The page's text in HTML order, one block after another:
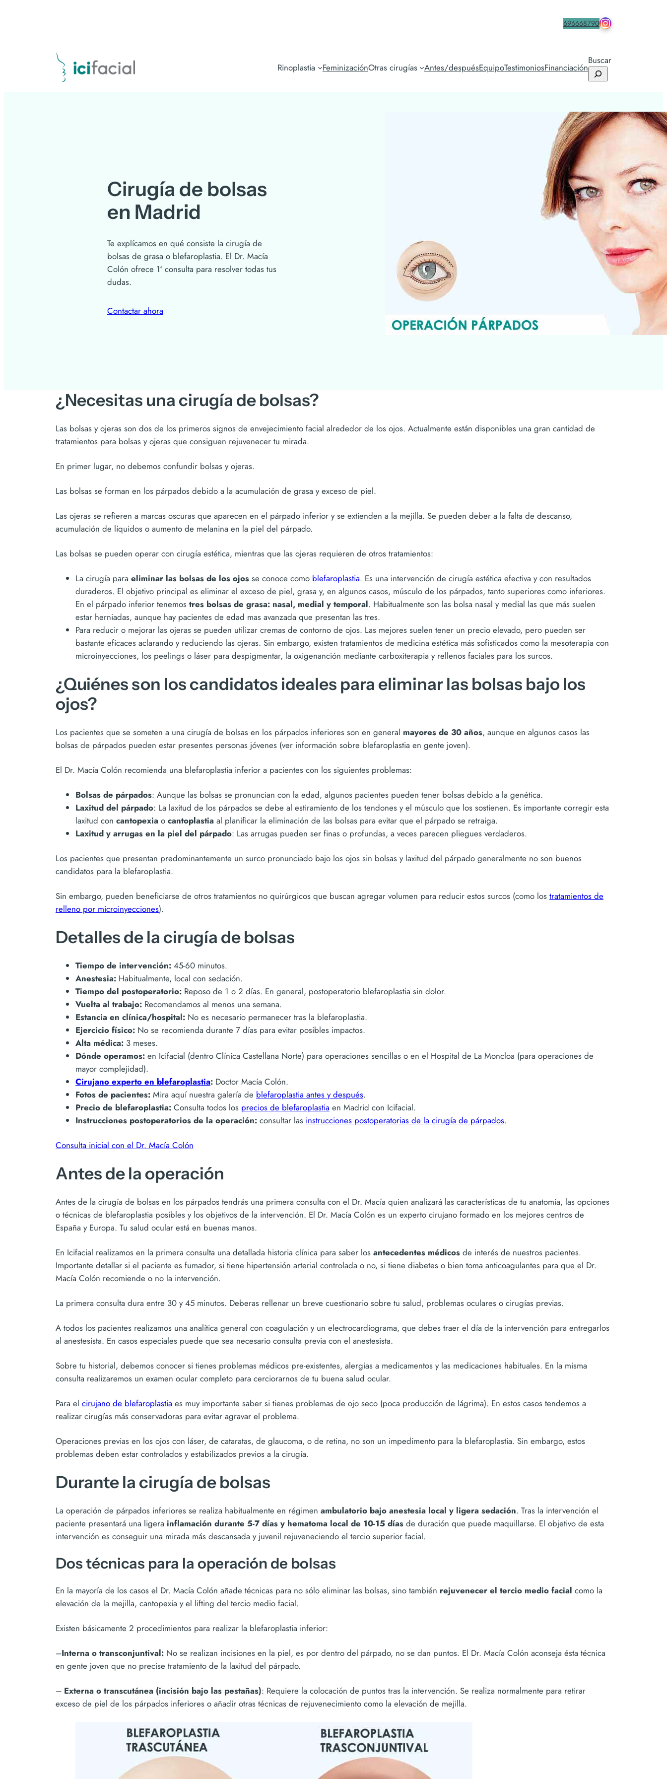
696668790
Rinoplastia FeminizaciónOtras cirugías Antes/despuésEquipoTestimoniosFinanciación
Buscar
Cirugía de bolsas
en Madrid
Te explícamos en qué consiste la cirugía de
bolsas de grasa o blefaroplastia. El Dr. Macía
Colón ofrece 1ª consulta para resolver todas tus
dudas.
Contactar ahora
¿Necesitas una cirugía de bolsas?
Las bolsas y ojeras son dos de los primeros signos de envejecimiento facial alrededor de los ojos. Actualmente están disponibles una gran cantidad de
tratamientos para bolsas y ojeras que consiguen rejuvenecer tu mirada.
En primer lugar, no debemos confundir bolsas y ojeras.
Las bolsas se forman en los párpados debido a la acumulación de grasa y exceso de piel.
Las ojeras se refieren a marcas oscuras que aparecen en el párpado inferior y se extienden a la mejilla. Se pueden deber a la falta de descanso,
acumulación de líquidos o aumento de melanina en la piel del párpado.
Las bolsas se pueden operar con cirugía estética, mientras que las ojeras requieren de otros tratamientos:
La cirugía para eliminar las bolsas de los ojos se conoce como blefaroplastia. Es una intervención de cirugía estética efectiva y con resultados
duraderos. El objetivo principal es eliminar el exceso de piel, grasa y, en algunos casos, músculo de los párpados, tanto superiores como inferiores.
En el párpado inferior tenemos tres bolsas de grasa: nasal, medial y temporal. Habitualmente son las bolsa nasal y medial las que más suelen
estar herniadas, aunque hay pacientes de edad mas avanzada que presentan las tres.
Para reducir o mejorar las ojeras se pueden utilizar cremas de contorno de ojos. Las mejores suelen tener un precio elevado, pero pueden ser
bastante eficaces aclarando y reduciendo las ojeras. Sin embargo, existen tratamientos de medicina estética más sofisticados como la mesoterapia con
microinyecciones, los peelings o láser para despigmentar, la oxigenanción mediante carboxiterapia y rellenos faciales para los surcos.
¿Quiénes son los candidatos ideales para eliminar las bolsas bajo los
ojos?
Los pacientes que se someten a una cirugía de bolsas en los párpados inferiores son en general mayores de 30 años, aunque en algunos casos las
bolsas de párpados pueden estar presentes personas jóvenes (ver información sobre blefaroplastia en gente joven).
El Dr. Macía Colón recomienda una blefaroplastia inferior a pacientes con los siguientes problemas:
Bolsas de párpados: Aunque las bolsas se pronuncian con la edad, algunos pacientes pueden tener bolsas debido a la genética.
Laxitud del párpado: La laxitud de los párpados se debe al estiramiento de los tendones y el músculo que los sostienen. Es importante corregir esta
laxitud con cantopexia o cantoplastia al planificar la eliminación de las bolsas para evitar que el párpado se retraiga.
Laxitud y arrugas en la piel del párpado: Las arrugas pueden ser finas o profundas, a veces parecen pliegues verdaderos.
Los pacientes que presentan predominantemente un surco pronunciado bajo los ojos sin bolsas y laxitud del párpado generalmente no son buenos
candidatos para la blefaroplastia.
Sin embargo, pueden beneficiarse de otros tratamientos no quirúrgicos que buscan agregar volumen para reducir estos surcos (como los tratamientos de
relleno por microinyecciones).
Detalles de la cirugía de bolsas
Tiempo de intervención: 45-60 minutos.
Anestesia: Habitualmente, local con sedación.
Tiempo del postoperatorio: Reposo de 1 o 2 días. En general, postoperatorio blefaroplastia sin dolor.
Vuelta al trabajo: Recomendamos al menos una semana.
Estancia en clínica/hospital: No es necesario permanecer tras la blefaroplastia.
Ejercicio físico: No se recomienda durante 7 días para evitar posibles impactos.
Alta médica: 3 meses.
Dónde operamos: en Icifacial (dentro Clínica Castellana Norte) para operaciones sencillas o en el Hospital de La Moncloa (para operaciones de
mayor complejidad).
Cirujano experto en blefaroplastia: Doctor Macía Colón.
Fotos de pacientes: Mira aquí nuestra galería de blefaroplastia antes y después.
Precio de blefaroplastia: Consulta todos los precios de blefaroplastia en Madrid con Icifacial.
Instrucciones postoperatorios de la operación: consultar las instrucciones postoperatorias de la cirugía de párpados.
Consulta inicial con el Dr. Macía Colón
Antes de la operación
Antes de la cirugía de bolsas en los párpados tendrás una primera consulta con el Dr. Macía quien analizará las características de tu anatomía, las opciones
o técnicas de blefaroplastia posibles y los objetivos de la intervención. El Dr. Macía Colón es un experto cirujano formado en los mejores centros de
España y Europa. Tu salud ocular está en buenas manos.
En Icifacial realizamos en la primera consulta una detallada historia clínica para saber los antecedentes médicos de interés de nuestros pacientes.
Importante detallar si el paciente es fumador, si tiene hipertensión arterial controlada o no, si tiene diabetes o bien toma anticoagulantes para que el Dr.
Macía Colón recomiende o no la intervención.
La primera consulta dura entre 30 y 45 minutos. Deberas rellenar un breve cuestionario sobre tu salud, problemas oculares o cirugías previas.
A todos los pacientes realizamos una analítica general con coagulación y un electrocardiograma, que debes traer el día de la intervención para entregarlos
al anestesista. En casos especiales puede que sea necesario consulta previa con el anestesista.
Sobre tu historial, debemos conocer si tienes problemas médicos pre-existentes, alergias a medicamentos y las medicaciones habituales. En la misma
consulta realizaremos un examen ocular completo para cerciorarnos de tu buena salud ocular.
Para el cirujano de blefaroplastia es muy importante saber si tienes problemas de ojo seco (poca producción de lágrima). En estos casos tendemos a
realizar cirugías más conservadoras para evitar agravar el problema.
Operaciones previas en los ojos con láser, de cataratas, de glaucoma, o de retina, no son un impedimento para la blefaroplastia. Sin embargo, estos
problemas deben estar controlados y estabilizados previos a la cirugía.
Durante la cirugía de bolsas
La operación de párpados inferiores se realiza habitualmente en régimen ambulatorio bajo anestesia local y ligera sedación. Tras la intervención el
paciente presentará una ligera inflamación durante 5-7 días y hematoma local de 10-15 días de duración que puede maquillarse. El objetivo de esta
intervención es conseguir una mirada más descansada y juvenil rejuveneciendo el tercio superior facial.
Dos técnicas para la operación de bolsas
En la mayoría de los casos el Dr. Macía Colón añade técnicas para no sólo eliminar las bolsas, sino también rejuvenecer el tercio medio facial como la
elevación de la mejilla, cantopexia y el lifting del tercio medio facial.
Existen básicamente 2 procedimientos para realizar la blefaroplastia inferior:
–Interna o transconjuntival: No se realizan incisiones en la piel, es por dentro del párpado, no se dan puntos. El Dr. Macía Colón aconseja ésta técnica
en gente joven que no precise tratamiento de la laxitud del párpado.
– Externa o transcutánea (incisión bajo las pestañas): Requiere la colocación de puntos tras la intervención. Se realiza normalmente para retirar
exceso de piel de los párpados inferiores o añadir otras técnicas de rejuvenecimiento como la elevación de mejilla.